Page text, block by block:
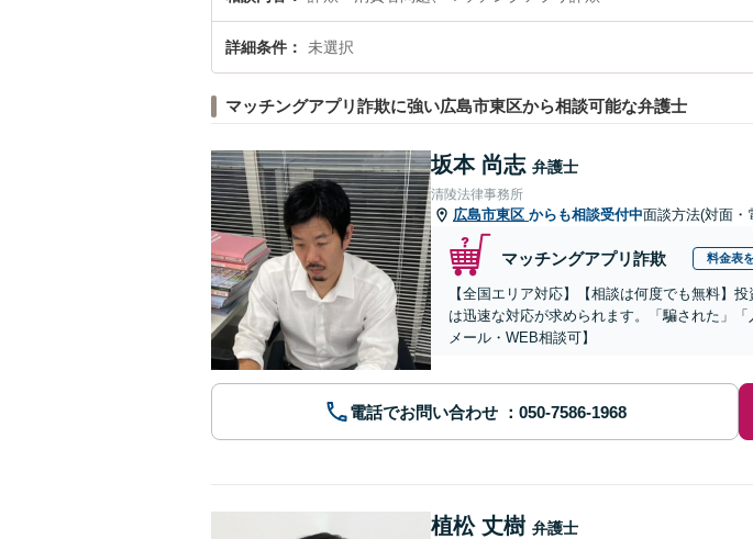
詳細条件 未選択
マッチングアプリ詐欺に強い広島市東区から相談可能な弁護士
坂本 尚志 弁護士
清陵法律事務所
広島市東区 からも相談受付中面談方法(対面・
マッチングアプリ詐欺 料金表
【全国エリア対応】【相談は何度でも無料】
は迅速な対応が求められます。「騙された」
メール・WEB相談可】
電話でお問い合わせ
植松 丈樹 弁護士